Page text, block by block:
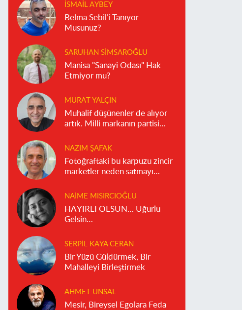
İSMAIL AYBEY
Belma Sebil’i Tanıyor
Musunuz?
SARUHAN SIMSAROĞLU
Manisa "Sanayi Odası" Hak
Etmiyor mu?
MURAT YALÇIN
Muhalif düşünenler de alıyor
artık. Milli markanın partisi
NAZIM ŞAFAK
Fotoğraftaki bu karpuzu zincir
marketler neden satmayı
NAIME MISIRCIOĞLU
HAYIRLI OLSUN… Uğurlu
Gelsin…
SERPIL KAYA CERAN
Bir Yüzü Güldürmek, Bir
Mahalleyi Birleştirmek
AHMET ÜNSAL
Mesir, Bireysel Egolara Feda